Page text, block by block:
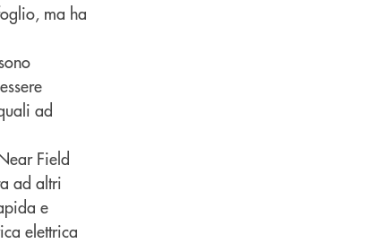
ma ha
ad
Field
ad altri
e
elettrica